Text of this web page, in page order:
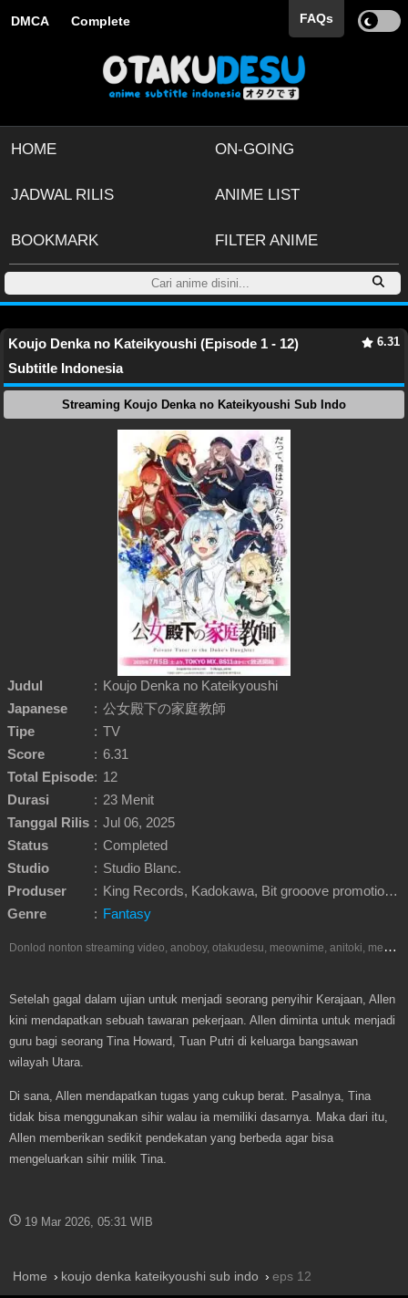
DMCA Complete FAQs
HOME ON-GOING
JADWAL RILIS ANIME LIST
BOOKMARK FILTER ANIME
Koujo Denka no Kateikyoushi (Episode 1 - 12)
Subtitle Indonesia
6.31
Streaming Koujo Denka no Kateikyoushi Sub Indo
Judul : Koujo Denka no Kateikyoushi
Japanese
: 公女殿下の家庭教師
Tipe
: TV
Score
: 6.31
Total Episode: 12
Durasi
: 23 Menit
Tanggal Rilis : Jul 06, 2025
Status
: Completed
Studio
: Studio Blanc.
Produser
:
King Records, Kadokawa, Bit grooove promotion, GREE Entertainment
Genre
: Fantasy
D
onlod nonton streaming video, anoboy, otakudesu, meownime, anitoki, meguminime, melody, oploverz, anoboy, nimegami, unduh, riie net, drivenime, myanimelist, MAL, kusonime, neonime, bstation, maxnime, animeindo, Netflix, crunchyroll, neonime, samehadaku, streaming, otakupoi, awsubs, anibatch, anikyojin, nekonime, kurogaze, zippyshare, vidio google drive, Muse Indonesia, iQIYI, Viu, Ani-One Asia, Animenonton, Otaku desu, Mangaku, Anibatch,Vidio, Genflix, Amazon Prime Video, Terlengkap Google Drive 240p, 3GP, Muse Indonesia.
Setelah gagal dalam ujian untuk menjadi seorang penyihir Kerajaan, Allen
kini mendapatkan sebuah tawaran pekerjaan. Allen diminta untuk menjadi
guru bagi seorang Tina Howard, Tuan Putri di keluarga bangsawan
wilayah Utara.
Di sana, Allen mendapatkan tugas yang cukup berat. Pasalnya, Tina
tidak bisa menggunakan sihir walau ia memiliki dasarnya. Maka dari itu,
Allen memberikan sedikit pendekatan yang berbeda agar bisa
mengeluarkan sihir milik Tina.
19 Mar 2026, 05:31 WIB
Home koujo denka kateikyoushi sub indo eps 12